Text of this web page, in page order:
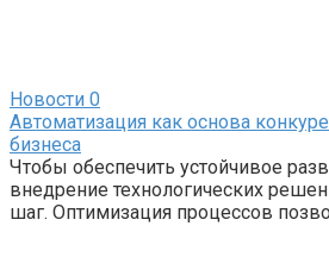
Новости 0
Автоматизация как основа
бизнеса
Чтобы обеспечить устойчивое
внедрение технологических
шаг. Оптимизация процессов